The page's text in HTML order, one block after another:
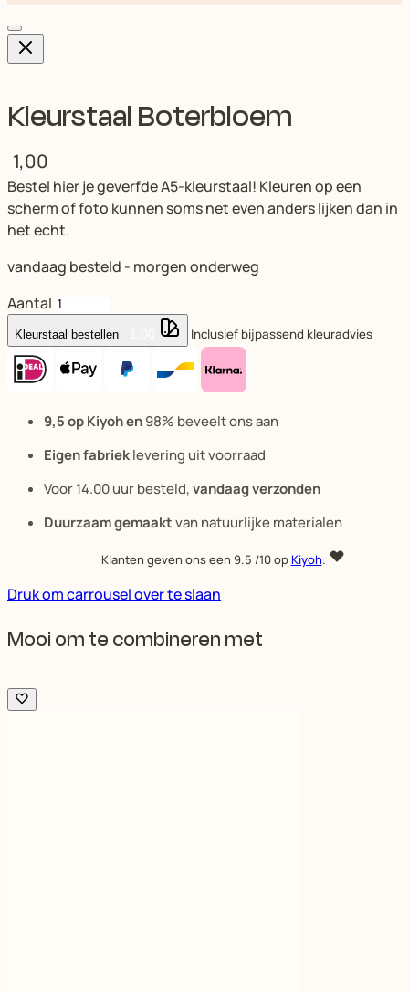
Kleurstaal Boterbloem
1,00
Bestel hier je geverfde A5-kleurstaal! Kleuren op een
scherm of foto kunnen soms net even anders lijken dan in
het echt.
vandaag besteld - morgen onderweg
Aantal
Kleurstaal bestellen Inclusief bijpassend kleuradvies
9,5 op Kiyoh en98% beveelt ons aan
Eigen fabrieklevering uit voorraad
Voor 14.00 uur besteld,vandaag verzonden
Duurzaam gemaaktvan natuurlijke materialen
Klanten geven ons een 9.5 /10 opKiyoh.
Druk om carrousel over te slaan
Mooi om te combineren met